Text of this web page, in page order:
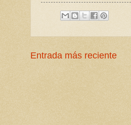
Entrada más reciente